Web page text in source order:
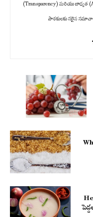
(Transparency) మరియు బాధ్యత
పాఠకులకు సరైన